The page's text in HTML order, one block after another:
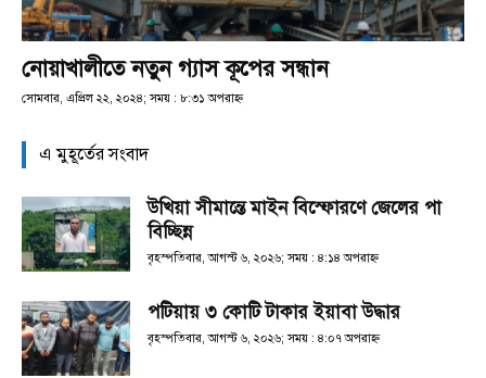
নোয়াখালীতে নতুন গ্যাস কূপের সন্ধান
সোমবার, এপ্রিল ২২, ২০২৪; সময় : ৮:৩১ অপরাহ্ণ
এ মুহূর্তের সংবাদ
উখিয়া সীমান্তে মাইন বিস্ফোরণে জেলের পা
বিচ্ছিন্ন
বৃহস্পতিবার, আগস্ট ৬, ২০২৬; সময় : ৪:১৪ অপরাহ্ণ
পটিয়ায় ৩ কোটি টাকার ইয়াবা উদ্ধার
বৃহস্পতিবার, আগস্ট ৬, ২০২৬; সময় : ৪:০৭ অপরাহ্ণ